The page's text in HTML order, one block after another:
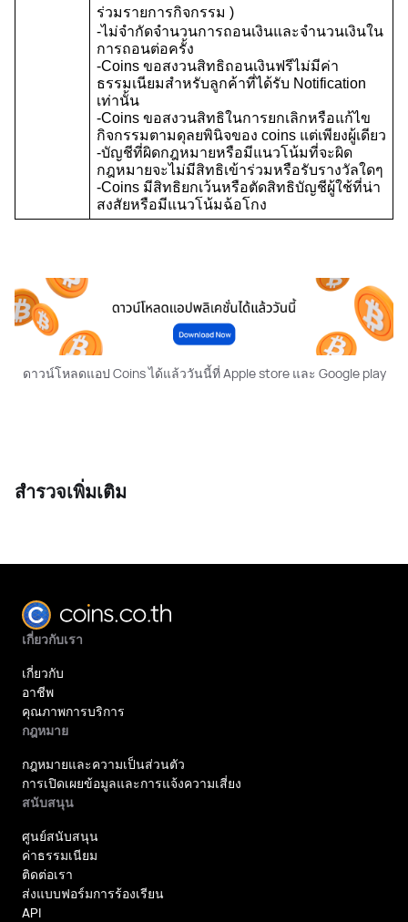
ร่วมรายการกิจกรรม )
-ไม่จำกัดจำนวนการถอนเงินและจำนวนเงินใน
การถอนต่อครั้ง
-Coins ขอสงวนสิทธิถอนเงินฟรีไม่มีค่า
ธรรมเนียมสำหรับลูกค้าที่ได้รับ Notification
เท่านั้น
-Coins ขอสงวนสิทธิในการยกเลิกหรือแก้ไข
กิจกรรมตามดุลยพินิจของ coins แต่เพียงผู้เดียว
-บัญชีที่ผิดกฎหมายหรือมีแนวโน้มที่จะผิด
กฎหมายจะไม่มีสิทธิเข้าร่วมหรือรับรางวัลใดๆ
-Coins มีสิทธิยกเว้นหรือตัดสิทธิบัญชีผู้ใช้ที่น่า
สงสัยหรือมีแนวโน้มฉ้อโกง
ดาวน์โหลดแอป Coins ได้แล้ววันนี้ที่ Apple store และ Google play
สำรวจเพิ่มเติม
เกี่ยวกับเรา
เกี่ยวกับ
อาชีพ
คุณภาพการบริการ
กฎหมาย
กฎหมายและความเป็นส่วนตัว
การเปิดเผยข้อมูลและการแจ้งความเสี่ยง
สนับสนุน
ศูนย์สนับสนุน
ค่าธรรมเนียม
ติดต่อเรา
ส่งแบบฟอร์มการร้องเรียน
API